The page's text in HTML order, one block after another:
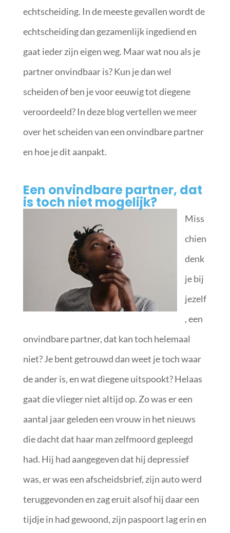
echtscheiding. In de meeste gevallen wordt de
echtscheiding dan gezamenlijk ingediend en
gaat ieder zijn eigen weg. Maar wat nou als je
partner onvindbaar is? Kun je dan wel
scheiden of ben je voor eeuwig tot diegene
veroordeeld? In deze blog vertellen we meer
over het scheiden van een onvindbare partner
en hoe je dit aanpakt.
Een onvindbare partner, dat
is toch niet mogelijk?
Miss
chien
denk
je bij
jezelf
, een
onvindbare partner, dat kan toch helemaal
niet? Je bent getrouwd dan weet je toch waar
de ander is, en wat diegene uitspookt? Helaas
gaat die vlieger niet altijd op. Zo was er een
aantal jaar geleden een vrouw in het nieuws
die dacht dat haar man zelfmoord gepleegd
had. Hij had aangegeven dat hij depressief
was, er was een afscheidsbrief, zijn auto werd
teruggevonden en zag eruit alsof hij daar een
tijdje in had gewoond, zijn paspoort lag erin en